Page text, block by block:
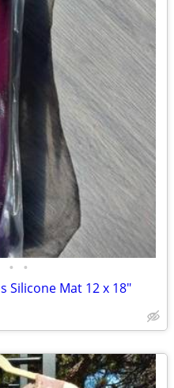
• •
Silicone Mat 12 x 18"